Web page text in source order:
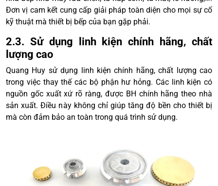
Đơn vị cam kết cung cấp giải pháp toàn diện cho mọi sự cố
kỹ thuật mà thiết bị bếp của bạn gặp phải.
2.3. Sử dụng linh kiện chính hãng, chất
lượng cao
Quang Huy sử dụng linh kiện chính hãng, chất lượng cao
trong việc thay thế các bộ phận hư hỏng. Các linh kiện có
nguồn gốc xuất xứ rõ ràng, được BH chính hãng theo nhà
sản xuất. Điều này không chỉ giúp tăng độ bền cho thiết bị
mà còn đảm bảo an toàn trong quá trình sử dụng.